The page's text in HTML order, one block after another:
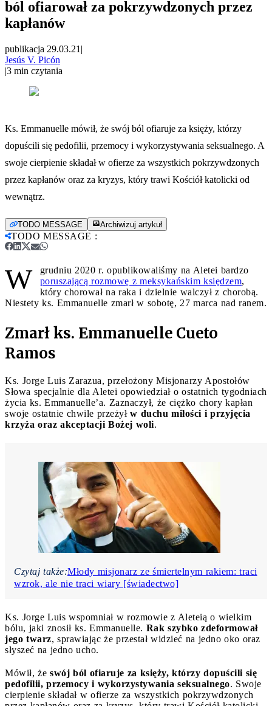
ból ofiarował za pokrzywdzonych przez
kapłanów
publikacja 29.03.21 |
Jesús V. Picón
|3 min czytania
Ks. Emmanuelle mówił, że swój ból ofiaruje za księży, którzy
dopuścili się pedofilii, przemocy i wykorzystywania seksualnego. A
swoje cierpienie składał w ofierze za wszystkich pokrzywdzonych
przez kapłanów oraz za kryzys, który trawi Kościół katolicki od
wewnątrz.
TODO MESSAGE Archiwizuj artykuł
TODO MESSAGE :
W
grudniu 2020 r. opublikowaliśmy na Aletei bardzo
poruszającą rozmowę z meksykańskim księdzem,
który chorował na raka i dzielnie walczył z chorobą.
Niestety ks. Emmanuelle zmarł w sobotę, 27 marca nad ranem.
Zmarłks. Emmanuelle Cueto
Ramos
Ks. Jorge Luis Zarazua, przełożony Misjonarzy Apostołów
Słowa specjalnie dla Aletei opowiedział o ostatnich tygodniach
życia ks. Emmanuelle’a. Zaznaczył, że ciężko chory kapłan
swoje ostatnie chwile przeżył w duchu miłości i przyjęcia
krzyża oraz akceptacji Bożej woli.
Czytaj także:Młody misjonarz ze śmiertelnym rakiem: traci
wzrok, ale nie traci wiary [świadectwo]
Ks. Jorge Luis wspomniał w rozmowie z Aleteią o wielkim
bólu, jaki znosił ks. Emmanuelle. Rak szybko zdeformował
jego twarz, sprawiając że przestał widzieć na jedno oko oraz
słyszeć na jedno ucho.
Mówił, że swój ból ofiaruje za księży, którzy dopuścili się
pedofilii, przemocy i wykorzystywania seksualnego. Swoje
cierpienie składał w ofierze za wszystkich pokrzywdzonych